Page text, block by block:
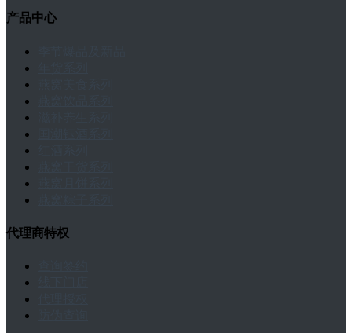
产品中心
代理商特权